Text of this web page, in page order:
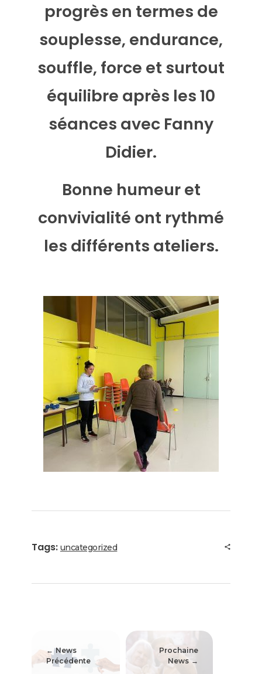
progrès en termes de
souplesse, endurance,
souffle, force et surtout
équilibre après les 10
séances avec Fanny
Didier.
Bonne humeur et
convivialité ont rythmé
les différents ateliers.
Tags: uncategorized
News
Précédente
Prochaine
News